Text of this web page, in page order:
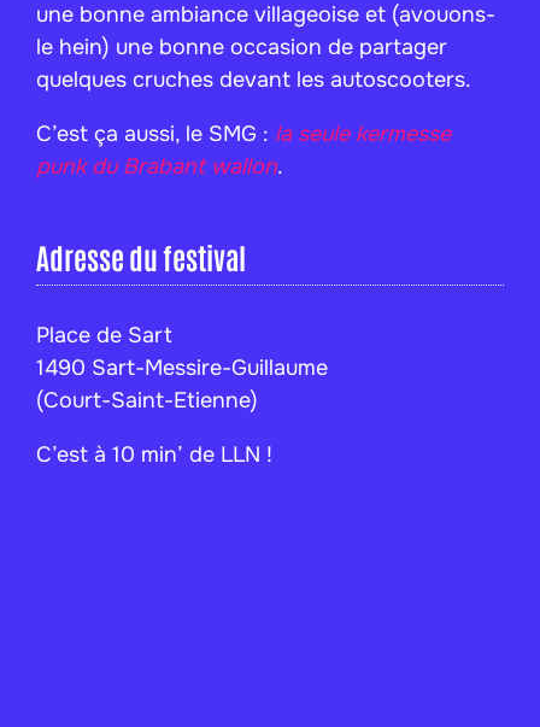
une bonne ambiance villageoise et (avouons-
le hein) une bonne occasion de partager
quelques cruches devant les autoscooters.
C’est ça aussi, le SMG : la seule kermesse
punk du Brabant wallon.
Adresse du festival
Place de Sart
1490 Sart-Messire-Guillaume
(Court-Saint-Etienne)
C’est à 10 min’ de LLN !